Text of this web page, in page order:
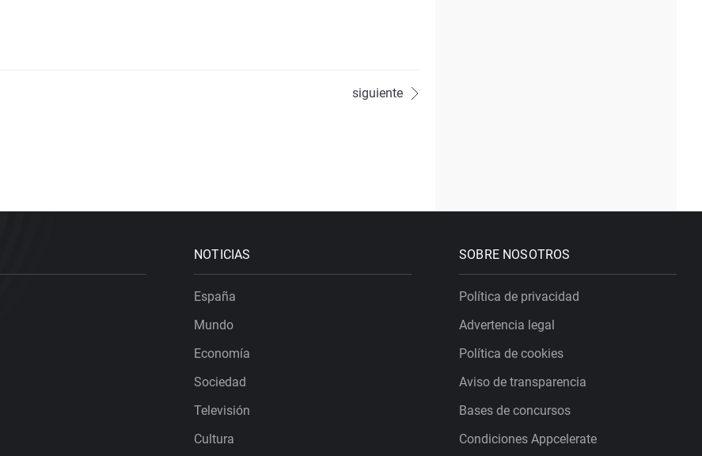
siguiente
NOTICIAS
España
Mundo
Economía
Sociedad
Televisión
Cultura
SOBRE NOSOTROS
Política de privacidad
Advertencia legal
Política de cookies
Aviso de transparencia
Bases de concursos
Condiciones Appcelerate